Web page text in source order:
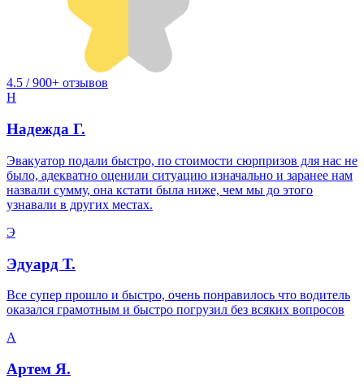
4.5 / 900+ отзывов
Н
Надежда Г.
Эвакуатор подали быстро, по стоимости сюрпризов для нас не
было, адекватно оценили ситуацию изначально и заранее нам
назвали сумму, она кстати была ниже, чем мы до этого
узнавали в других местах.
Э
Эдуард Т.
Все супер прошло и быстро, очень понравилось что водитель
оказался грамотным и быстро погрузил без всяких вопросов
А
Артем Я.